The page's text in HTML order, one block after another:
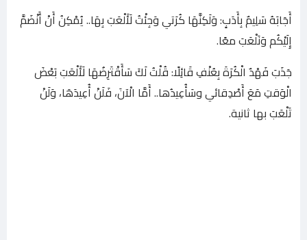
أَجَابَهُ سَلِيمٌ بِأَدَبٍ: وَلَكِنَّهَا كُرَتي وَجِئْتُ لَأَلْعَبَ بِهَا.. يُمْكِنُ أَنْ أَنْضَمَّ
إِلَيْكُم وَنَلْعَبَ معًا.
جَذَبَ فَهْدٌ الْكُرَةَ بِعُنْفِ قَائِلًا: قُلْتُ لَكَ سَأَقْتَرِضُهَا لَأَلْعَبَ بَعْضَ
الْوَقتِ مَعَ أَصْدِقائي وسَأُعِيدُها.. أَمَّا الْآنَ، فَلَنْ أُعِيدَهَا، وَلَنْ
تَلْعَبَ بها ثانية.